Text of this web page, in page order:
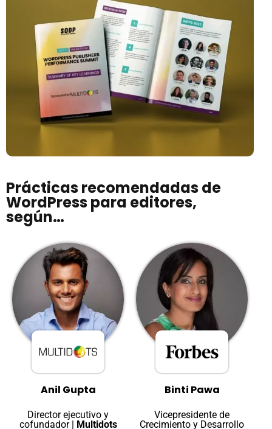
Prácticas recomendadas de
WordPress para editores,
según…
Anil Gupta
Director ejecutivo y
cofundador | Multidots
Binti Pawa
Vicepresidente de
Crecimiento y Desarrollo